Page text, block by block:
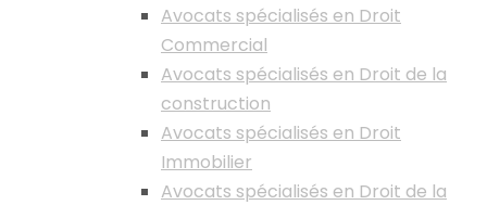
Avocats spécialisés en Droit
Commercial
Avocats spécialisés en Droit de la
construction
Avocats spécialisés en Droit
Immobilier
Avocats spécialisés en Droit de la